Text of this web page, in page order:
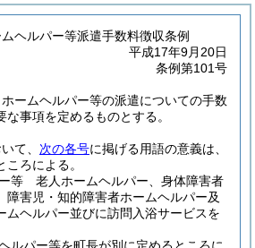
ヘルパー等派遣手数料徴収条例
平成17年9月20日
条例第101号
ームヘルパー等の派遣についての手数
事項を定めるものとする。
て、 次の各号に掲げる用語の意義は、
ころによる。
等 老人ホームヘルパー、身体障害者
障害児・知的障害者ホームヘルパー及
ムヘルパー並びに訪問入浴サービスを